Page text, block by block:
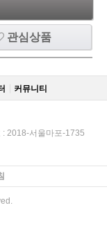
관심상품
커뮤니티
2018-서울마포-1735